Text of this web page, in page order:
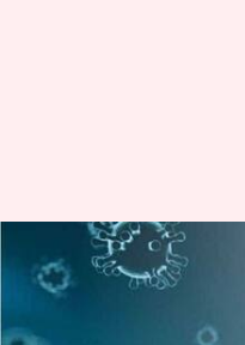
9,355
26 பேர்